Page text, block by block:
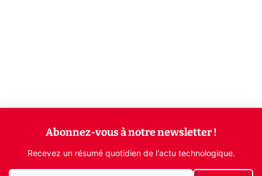
Abonnez-vous à notre newsletter !
Recevez un résumé quotidien de l'actu technologique.